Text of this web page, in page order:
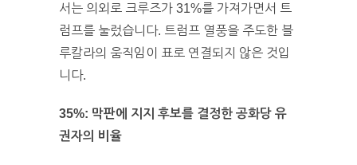
서는 의외로 크루즈가 31%를 가져가면서 트
럼프를 눌렀습니다. 트럼프 열풍을 주도한 블
루칼라의 움직임이 표로 연결되지 않은 것입
니다.
35%: 막판에 지지 후보를 결정한 공화당 유
권자의 비율